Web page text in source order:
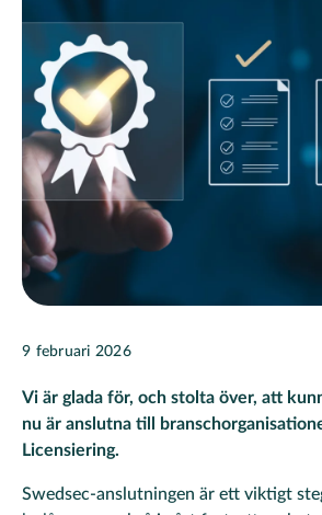
9 februari 2026
Vi är glada för, och stolta över, att
nu är anslutna till
Licensiering.
Swedsec-anslutningen är ett viktigt